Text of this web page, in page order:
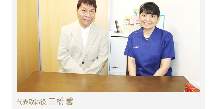
代表取締役 三橋 馨